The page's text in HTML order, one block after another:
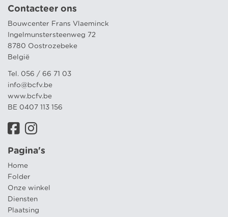
Contacteer ons
Bouwcenter Frans Vlaeminck
Ingelmunstersteenweg 72
8780 Oostrozebeke
België
Tel. 056 / 66 71 03
info@bcfv.be
www.bcfv.be
BE 0407 113 156
Pagina's
Home
Folder
Onze winkel
Diensten
Plaatsing